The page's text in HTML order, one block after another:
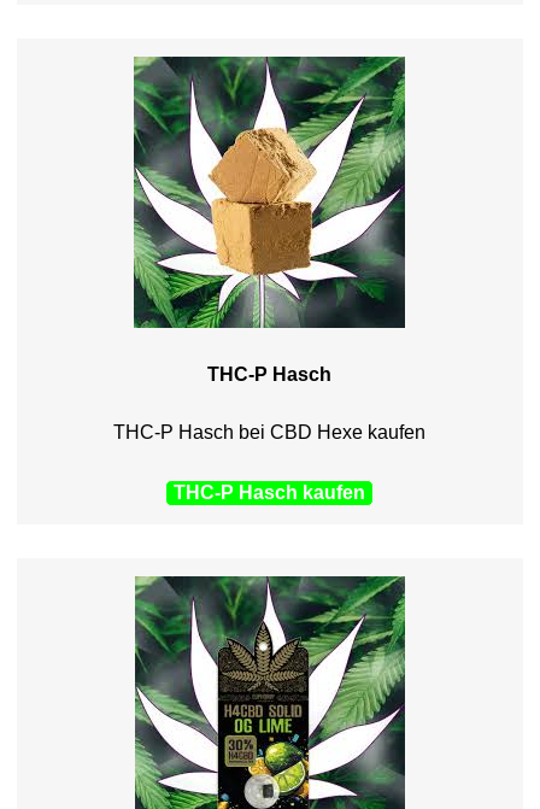
THC-P Hasch
THC-P Hasch bei CBD Hexe kaufen
THC-P Hasch kaufen